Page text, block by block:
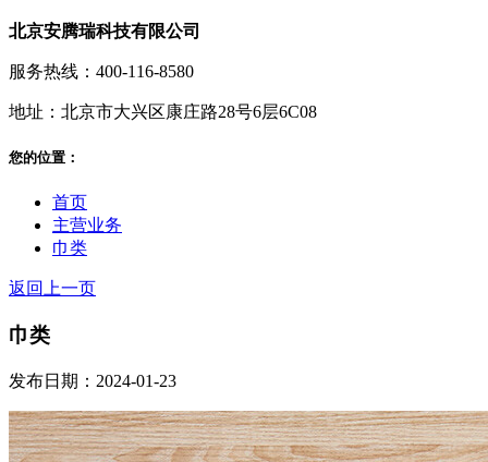
北京安腾瑞科技有限公司
服务热线：400-116-8580
地址：北京市大兴区康庄路28号6层6C08
您的位置：
首页
主营业务
巾类
返回上一页
巾类
发布日期：2024-01-23